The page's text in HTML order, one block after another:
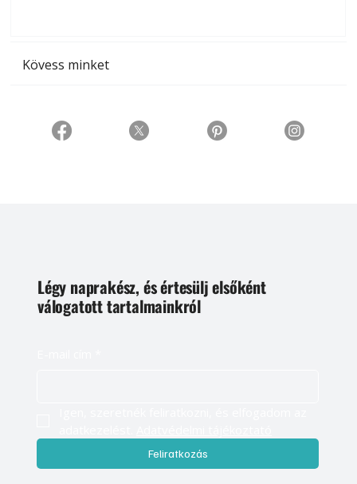
Kövess minket
Légy naprakész, és értesülj elsőként
válogatott tartalmainkról
Feliratkozás